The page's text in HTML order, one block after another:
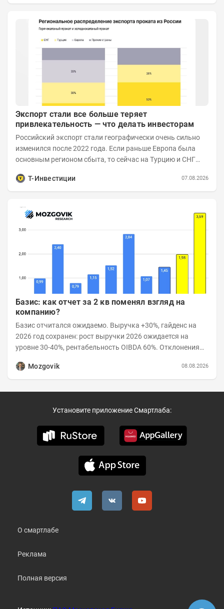
Экспорт стали все больше теряет
привлекательность — что делать инвесторам
Российский экспорт стали географически очень сильно
изменился после 2022 года. Если раньше Европа была
основным регионом сбыта, то сейчас на Турцию и СНГ
Т-Инвестиции
07.08.2026
Базис: как отчет за 2 кв поменял взгляд на
компанию?
Базис отчитался ожидаемо. Выручка +30%, гайденс на
2026 год сохранен: рост выручки 2026 ожидается на
уровне 30-40%, рентабельность OIBDA 60%. Отклонения
Mozgovik
08.08.2026
Установите приложение Смартлаба:
О смартлабе
Реклама
Полная версия